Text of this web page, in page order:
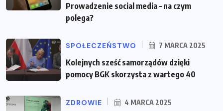
Prowadzenie social media – na czym
polega?
SPOŁECZEŃSTWO 7 MARCA 2025
Kolejnych sześć samorządów dzięki
pomocy BGK skorzysta z wartego 40
ZDROWIE 4 MARCA 2025